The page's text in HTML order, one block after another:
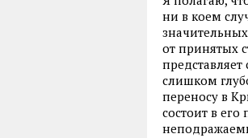
ни в коем
от принятых
слишком
переносу в
состоит в